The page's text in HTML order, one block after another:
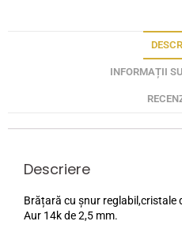
INFORMAȚII
Descriere
Brățară cu șnur reglabil,cristale
Aur 14k de 2,5 mm.